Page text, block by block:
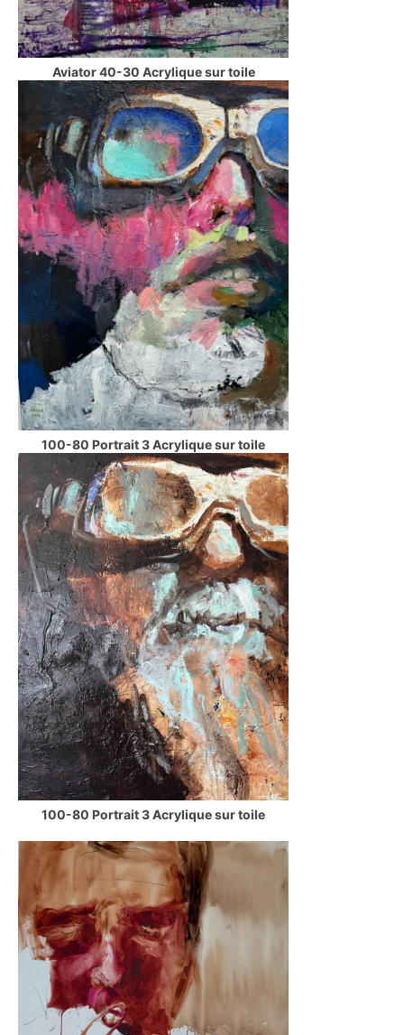
Aviator 40-30 Acrylique sur toile
100-80 Portrait 3 Acrylique sur toile
100-80 Portrait 3 Acrylique sur toile